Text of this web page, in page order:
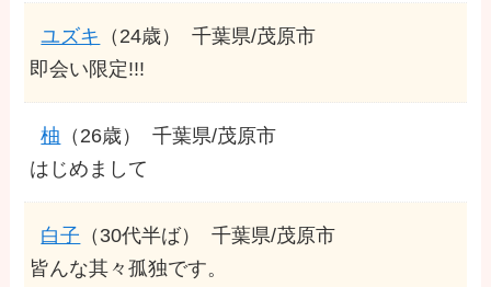
ユズキ （24歳）
千葉県/茂原市
即会い限定!!!
柚 （26歳）
千葉県/茂原市
はじめまして
白子 （30代半ば）
千葉県/茂原市
皆んな其々孤独です。